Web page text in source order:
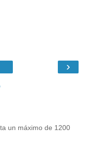
›
un máximo de 1200